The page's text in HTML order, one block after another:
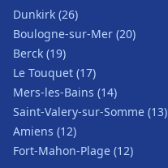
Dunkirk (26)
Boulogne-sur-Mer (20)
Berck (19)
Le Touquet (17)
Mers-les-Bains (14)
Saint-Valery-sur-Somme (13)
Amiens (12)
Fort-Mahon-Plage (12)